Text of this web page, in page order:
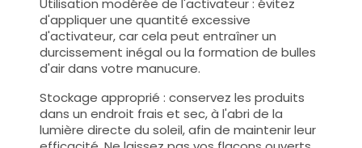
d'appliquer une quantité excessive
d'activateur, car cela peut entraîner un
durcissement inégal ou la formation de bulles
d'air dans votre manucure.
Stockage approprié : conservez les produits
dans un endroit frais et sec, à l'abri de la
lumière directe du soleil, afin de maintenir leur